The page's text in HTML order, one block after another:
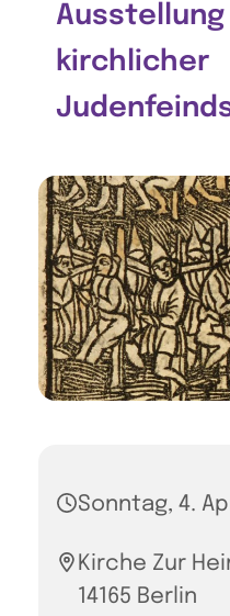
Ausstellung
kirchlicher
Sonntag, 4.
Kirche Zur
14165 Berlin